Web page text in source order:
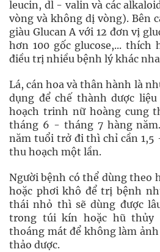
leucin, dl - valin và các
vòng và không dị vòng). Bên
giàu Glucan A với 12 đơn vị
hơn 100 gốc glucose,... thích
điều trị nhiều bệnh lý khác
Lá, cán hoa và thân hành là
dụng để chế thành dược
hoạch trinh nữ hoàng cung
tháng 6 - tháng 7 hàng
năm tuổi trở đi thì chỉ cần 1,5
thu hoạch một lần.
Người bệnh có thể dùng theo
hoặc phơi khô để trị bệnh
thái nhỏ thì sẽ dùng được
trong túi kín hoặc hũ
thoáng mát để không làm
thảo dược.